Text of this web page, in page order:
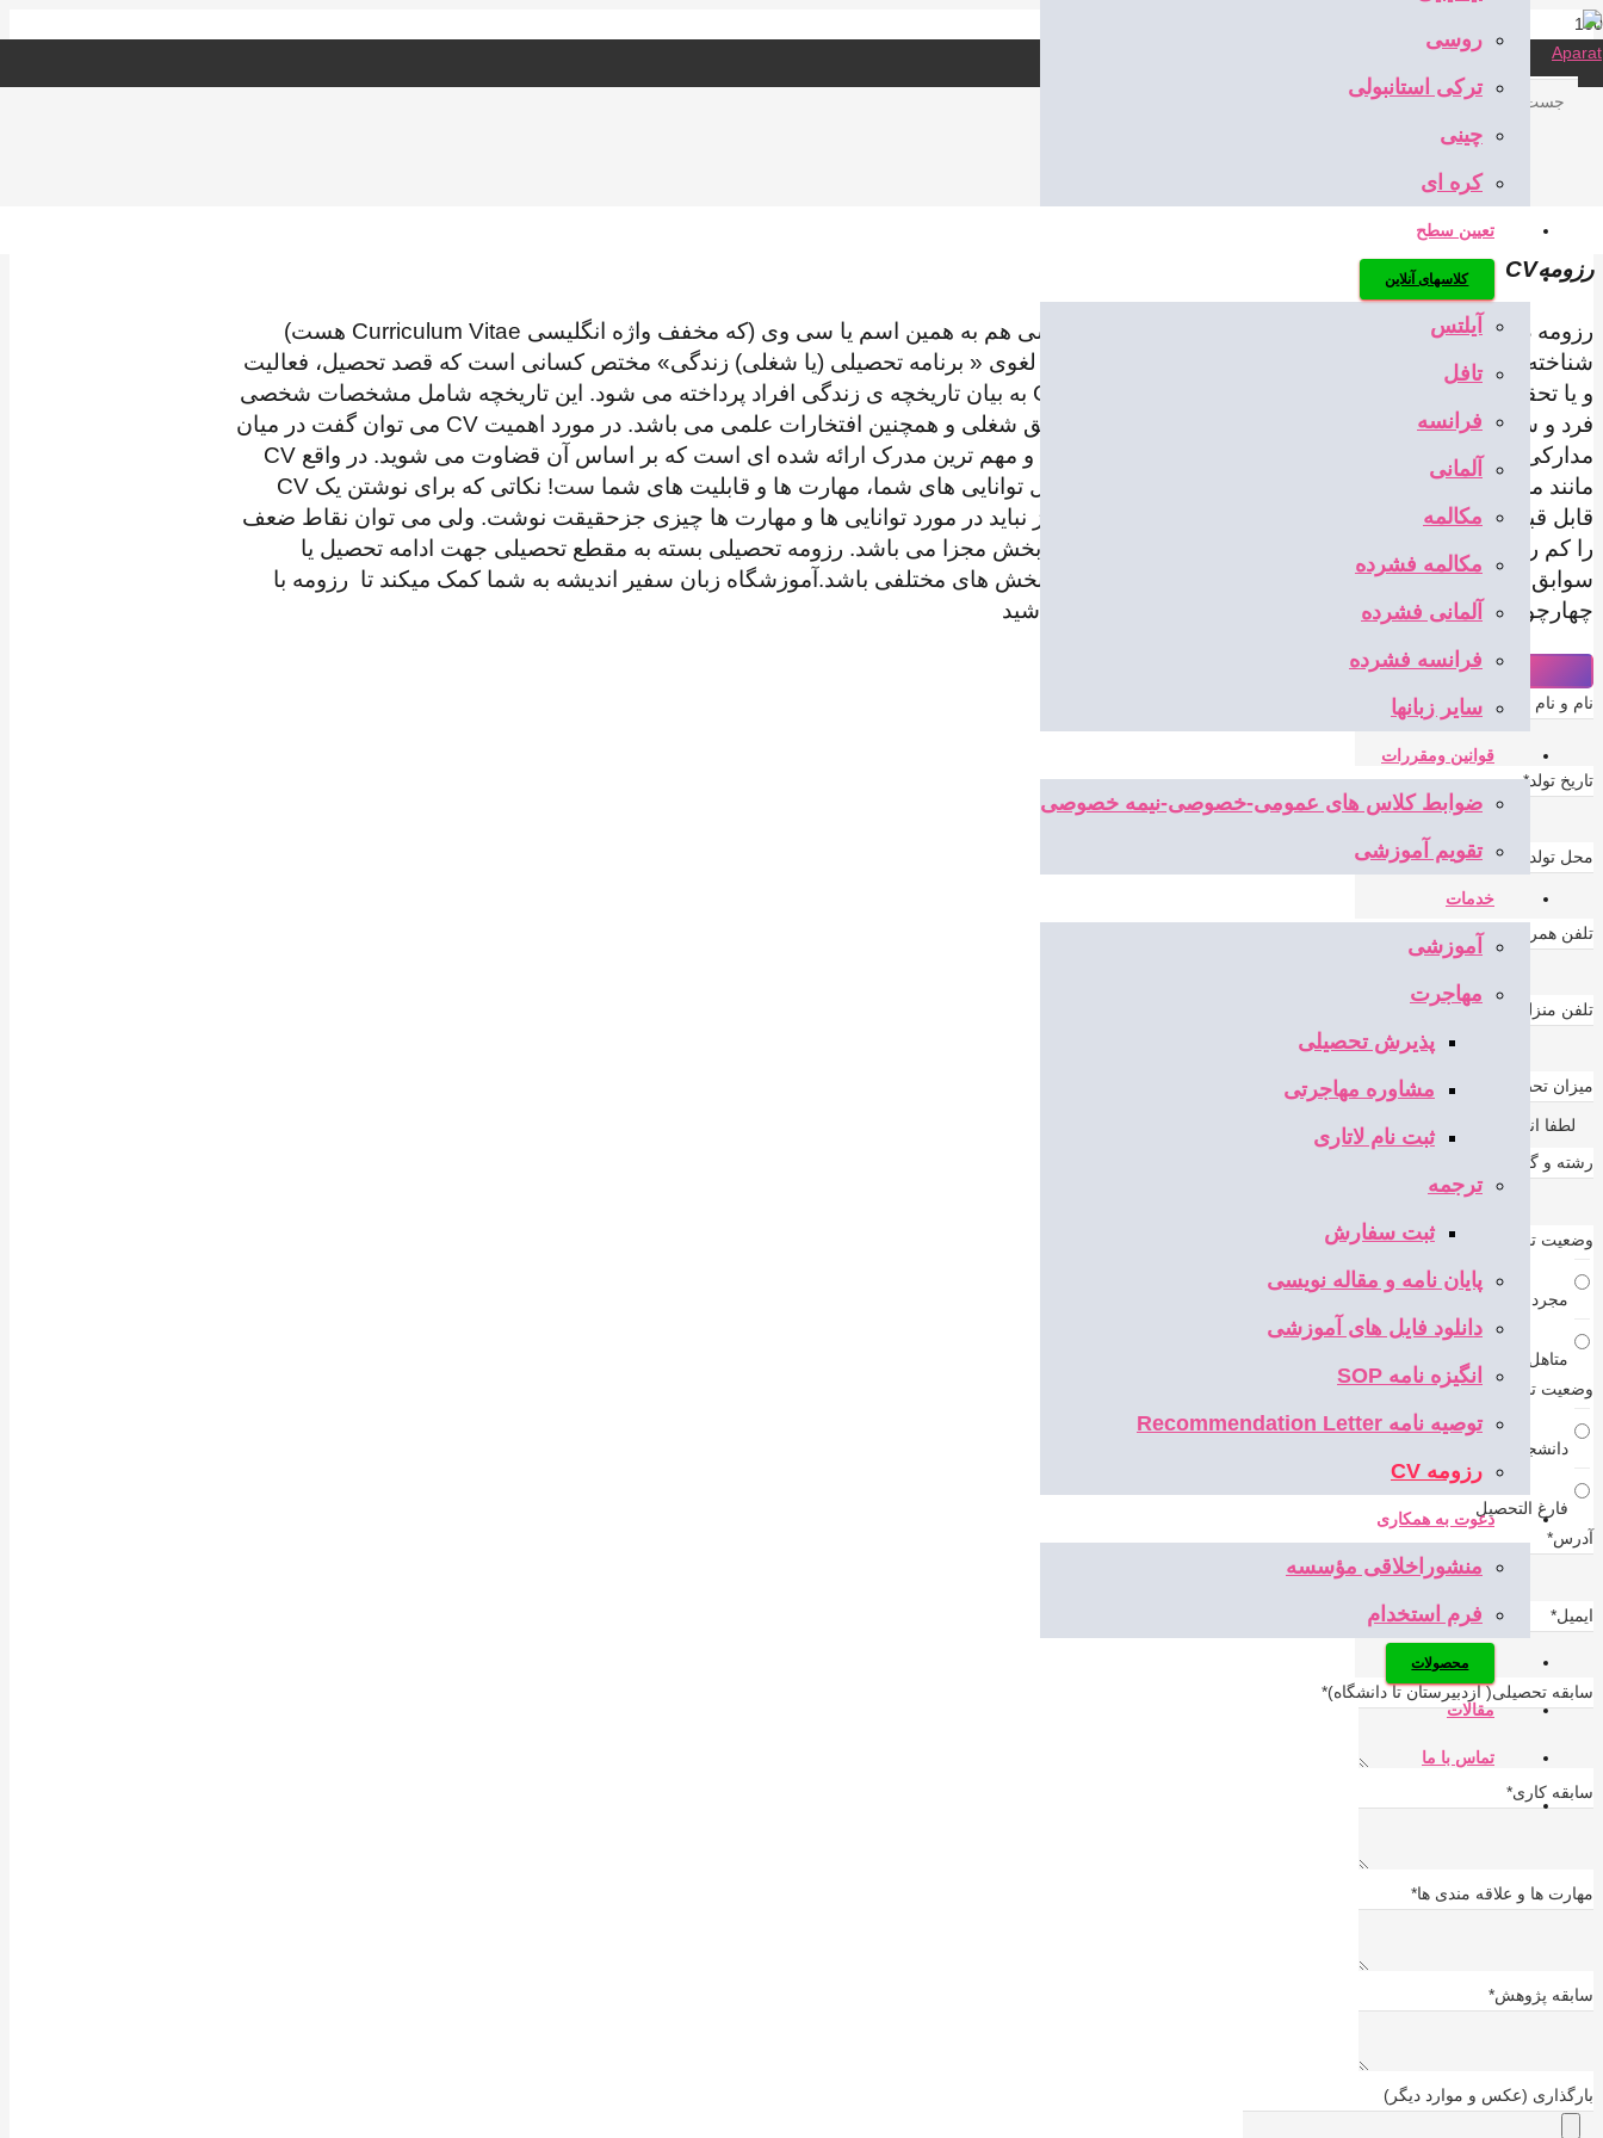
روسی
ترکی استانبولی
چینی
کره ای
تعیین سطح
کلاسهای آنلاین
آیلتس
تافل
فرانسه
آلمانی
مکالمه
مکالمه فشرده
آلمانی فشرده
فرانسه فشرده
سایر زبانها
قوانین ومقررات
ضوابط کلاس های عمومی-خصوصی-نیمه خصوصی
تقویم آموزشی
خدمات
آموزشی
مهاجرت
پذیرش تحصیلی
مشاوره مهاجرتی
ثبت نام لاتاری
ترجمه
ثبت سفارش
پایان نامه و مقاله نویسی
دانلود فایل های آموزشی
انگیزه نامه SOP
توصیه نامه Recommendation Letter
رزومه CV
دعوت به همکاری
منشوراخلاقی مؤسسه
فرم استخدام
محصولات
مقالات
تماس با ما
رزومهCV
رزومه در اصل یک کلمه فرانسوی هست (résumé) و در فارسی هم به همین اسم یا سی وی (که مخفف واژه انگلیسی Curriculum Vitae هست)
شناخته میشود. Curriculum Vitae یا به اختصار CV به معنای لغوی « برنامه تحصیلی (یا شغلی) زندگی» مختص کسانی است که قصد تحصیل، فعالیت
و یا تحقیق در یک مرکز دانشگاهی را دارند. به طور کلی در CV به بیان تاریخچه ی زندگی افراد پرداخته می شود. این تاریخچه شامل مشخصات شخصی
فرد و سوابق تحصیلی، پروژه ها و فعالیت های آکادمیک، سوابق شغلی و همچنین افتخارات علمی می باشد. در مورد اهمیت CV می توان گفت در میان
مدارکی که برای دانشگاه یا اساتید ارسال می کنید، CV اولین و مهم ترین مدرک ارائه شده ای است که بر اساس آن قضاوت می شوید. در واقع CV
مانند محصولی است که برای فروش گذاشته اید و این محصول توانایی های شما، مهارت ها و قابلیت های شما ست! نکاتی که برای نوشتن یک CV
قابل قبول و ارزشمند باید بدان ها توجه کرد این است که هرگز نباید در مورد توانایی ها و مهارت ها چیزی جزحقیقت نوشت. ولی می توان نقاط ضعف
را کم رنگ و نقاط قوت را پر رنگ جلوه داد. رزومه دارای چند بخش مجزا می باشد. رزومه تحصیلی بسته به مقطع تحصیلی جهت ادامه تحصیل یا
سوابق تحصیلی و مهارت های مختلف وی ممکن است دارای بخش های مختلفی باشد.آموزشگاه زبان سفیر اندیشه به شما کمک میکند تا رزومه با
چهارچوب درست و استانداری را جهت ارئه به همراه داشته باشید
نام و نام خانوادگی*
تاریخ تولد*
محل تولد
تلفن همراه
تلفن منزل
میزان تحصیلات
رشته و گرایش تحصیلی
وضعیت تاهل
مجرد
متاهل
وضعیت تحصیلی*
دانشجو
فارغ التحصیل
آدرس*
ایمیل*
سابقه تحصیلی( ازدبیرستان تا دانشگاه)*
سابقه کاری*
مهارت ها و علاقه مندی ها*
سابقه پژوهش*
بارگذاری (عکس و موارد دیگر)